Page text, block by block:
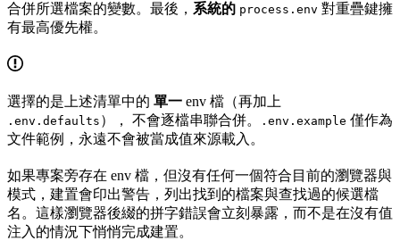
合併所選檔案的變數。最後， 系統的 process.env 對重疊鍵擁
有最高優先權。
選擇的是上述清單中的 單一 env 檔（再加上
.env.defaults ）， 不會逐檔串聯合併。 .env.example 僅作為
文件範例，永遠不會被當成值來源載入。
如果專案旁存在 env 檔，但沒有任何一個符合目前的瀏覽器與
模式，建置會印出警告，列出找到的檔案與查找過的候選檔
名。這樣瀏覽器後綴的拼字錯誤會立刻暴露，而不是在沒有值
注入的情況下悄悄完成建置。